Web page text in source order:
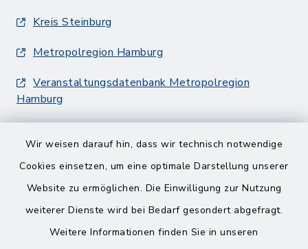
Wir weisen darauf hin, dass wir technisch notwendige
Cookies einsetzen, um eine optimale Darstellung unserer
Website zu ermöglichen. Die Einwilligung zur Nutzung
weiterer Dienste wird bei Bedarf gesondert abgefragt.
Weitere Informationen finden Sie in unseren
Kreis Steinburg
Metropolregion Hamburg
Veranstaltungsdatenbank Metropolregion
Hamburg
Barrierefreiheit